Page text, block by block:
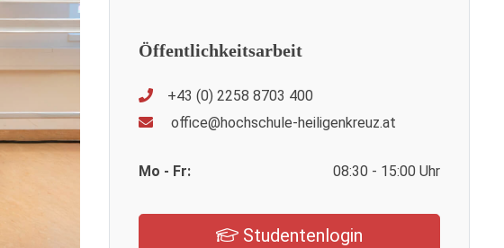
Öffentlichkeitsarbeit
+43 (0) 2258 8703 400
office@hochschule-heiligenkreuz.at
Mo - Fr: 08:30 - 15:00 Uhr
Studentenlogin